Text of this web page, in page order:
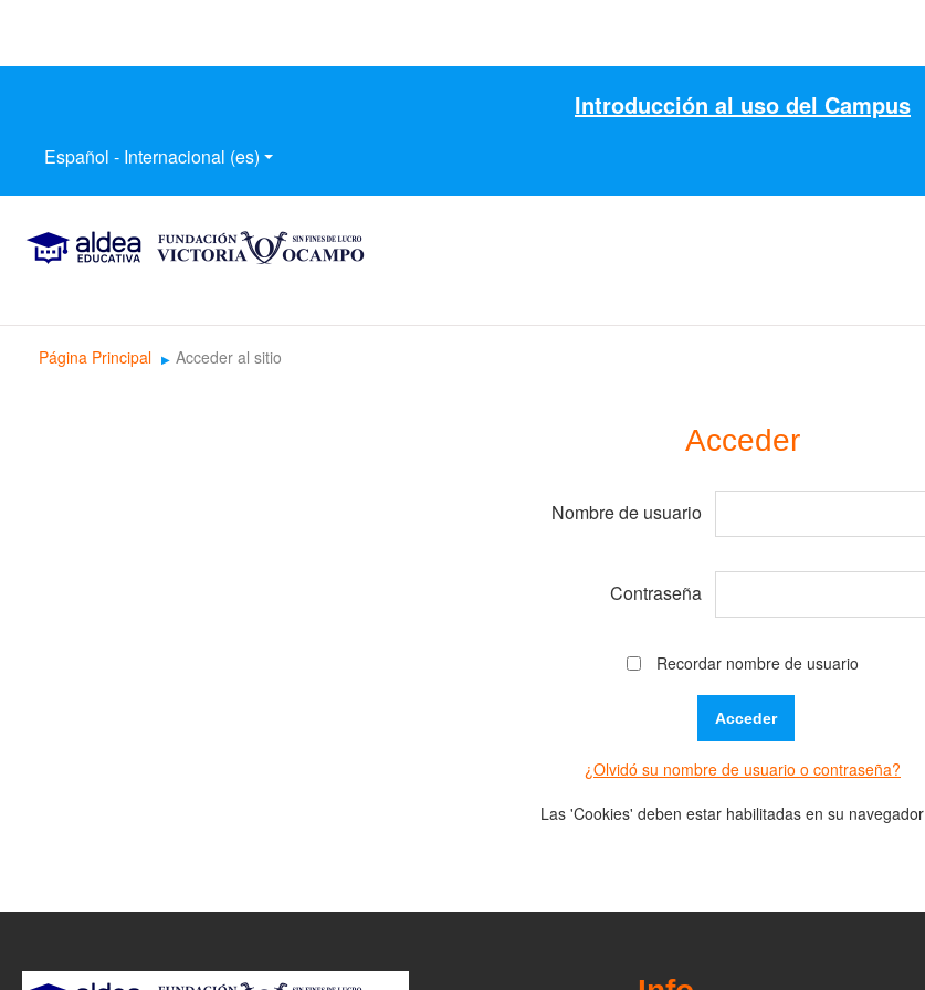
Introducción al uso del Campus
Español - Internacional ‎(es)‎
Página Principal ▶︎ Acceder al sitio
Acceder
Nombre de usuario
Contraseña
Recordar nombre de usuario
¿Olvidó su nombre de usuario o contraseña?
Las 'Cookies' deben estar habilitadas en su navegador